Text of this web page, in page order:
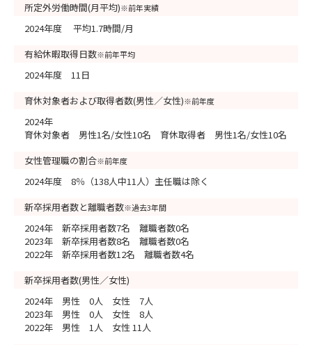
所定外労働時間(月平均)※前年実績
2024年度 平均1.7時間/月
有給休暇取得日数※前年平均
2024年度 11日
育休対象者および取得者数(男性／女性)※前年度
2024年
育休対象者 男性1名/女性10名 育休取得者 男性1名/女性10名
女性管理職の割合※前年度
2024年度 8％（138人中11人）主任職は除く
新卒採用者数と離職者数※過去3年間
2024年 新卒採用者数7名 離職者数0名
2023年 新卒採用者数8名 離職者数0名
2022年 新卒採用者数12名 離職者数4名
新卒採用者数(男性／女性)
2024年 男性 0人 女性 7人
2023年 男性 0人 女性 8人
2022年 男性 1人 女性 11人